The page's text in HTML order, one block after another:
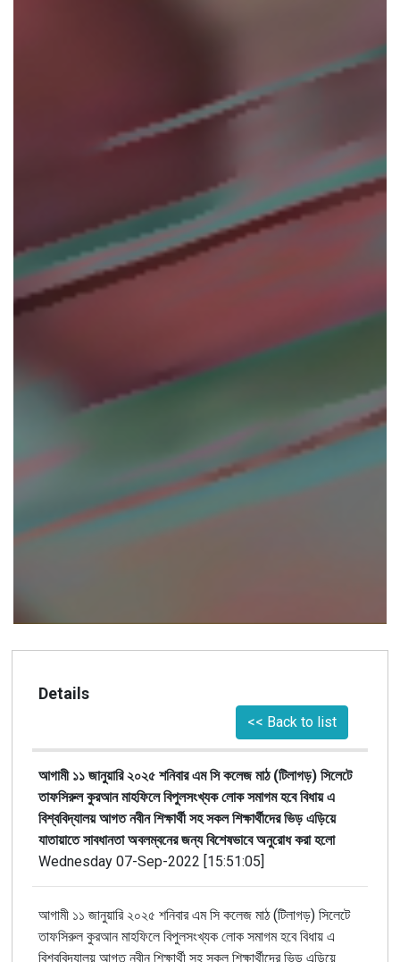
Details
<< Back to list
আগামী ১১ জানুয়ারি ২০২৫ শনিবার এম সি কলেজ মাঠ (টিলাগড়) সিলেটে
তাফসিরুল কুরআন মাহফিলে বিপুলসংখ্যক লোক সমাগম হবে বিধায় এ
বিশ্ববিদ্যালয় আগত নবীন শিক্ষার্থী সহ সকল শিক্ষার্থীদের ভিড় এড়িয়ে
যাতায়াতে সাবধানতা অবলম্বনের জন্য বিশেষভাবে অনুরোধ করা হলো
Wednesday 07-Sep-2022 [15:51:05]
আগামী ১১ জানুয়ারি ২০২৫ শনিবার এম সি কলেজ মাঠ (টিলাগড়) সিলেটে
তাফসিরুল কুরআন মাহফিলে বিপুলসংখ্যক লোক সমাগম হবে বিধায় এ
বিশ্ববিদ্যালয় আগত নবীন শিক্ষার্থী সহ সকল শিক্ষার্থীদের ভিড় এড়িয়ে